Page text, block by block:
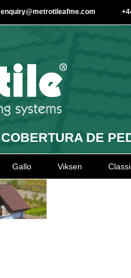
enquiry@metrotileafme.com
COBERTURA DE
Gallo Viksen